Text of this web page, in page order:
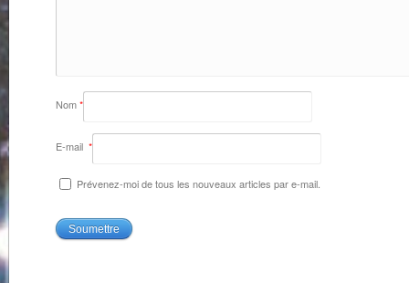
Nom*
E-mail *
Prévenez-moi de tous les nouveaux articles par e-mail.